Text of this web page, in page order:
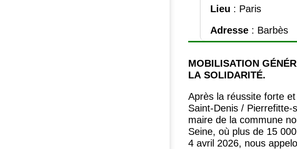
Lieu : Paris
Adresse : Barbès
MOBILISATION GÉNÉ
LA SOLIDARITÉ.
Après la réussite forte
Saint-Denis / Pierrefitte-
maire de la commune
Seine, où plus de 15
4 avril 2026, nous